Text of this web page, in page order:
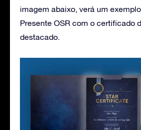
imagem abaixo, verá um
Presente OSR com o certificado
destacado.